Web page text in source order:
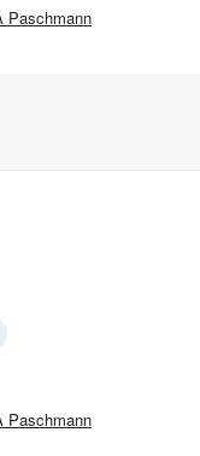
Paschmann
Paschmann